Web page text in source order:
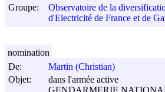
Groupe:
Observatoire de la
d'Electricité de France et de
De:
Martin (Christian)
Objet:
dans l'armée active
nomination